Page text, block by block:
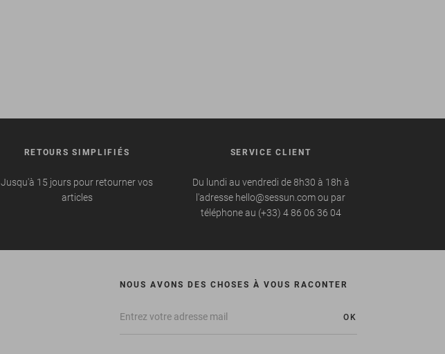
RETOURS SIMPLIFIÉS
Jusqu'à 15 jours pour retourner vos
articles
SERVICE CLIENT
Du lundi au vendredi de 8h30 à 18h à
l'adresse hello@sessun.com ou par
téléphone au (+33) 4 86 06 36 04
NOUS AVONS DES CHOSES À VOUS RACONTER
OK